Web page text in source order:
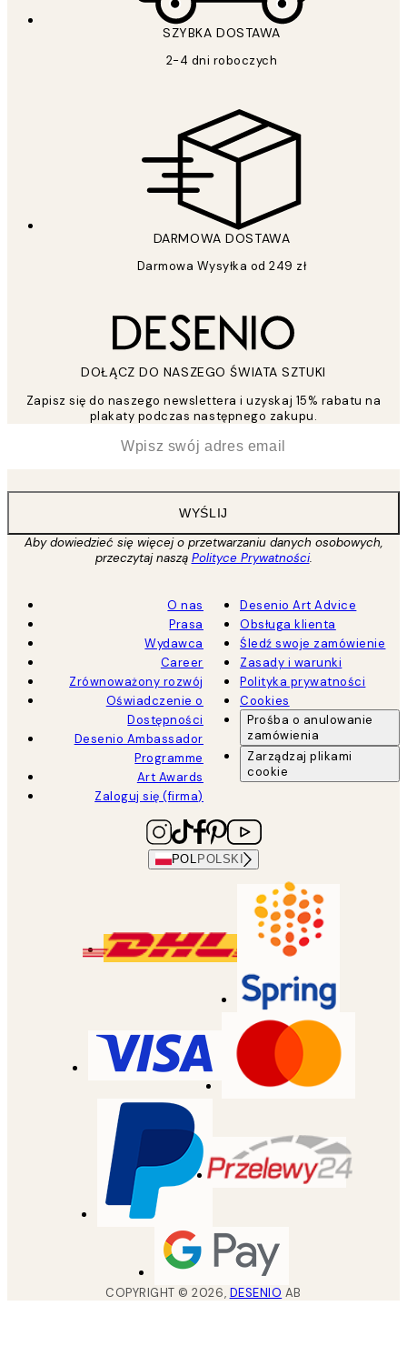
SZYBKA DOSTAWA
2-4 dni roboczych
DARMOWA DOSTAWA
Darmowa Wysyłka od 249 zł
DOŁĄCZ DO NASZEGO ŚWIATA SZTUKI
Zapisz się do naszego newslettera i uzyskaj 15% rabatu na
plakaty podczas następnego zakupu.
WYŚLIJ
Aby dowiedzieć się więcej o przetwarzaniu danych osobowych,
przeczytaj naszą Polityce Prywatności.
O nas
Prasa
Wydawca
Career
Zrównoważony rozwój
Oświadczenie o
Dostępności
Desenio Ambassador
Programme
Art Awards
Zaloguj się (firma)
Desenio Art Advice
Obsługa klienta
Śledź swoje zamówienie
Zasady i warunki
Polityka prywatności
Cookies
Prośba o anulowanie
zamówienia
Zarządzaj plikami
cookie
POL POLSKI
COPYRIGHT ©2026, DESENIO AB